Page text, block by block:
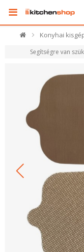
Konyhai
Segítségre van